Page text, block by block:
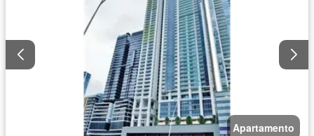
Apartamento